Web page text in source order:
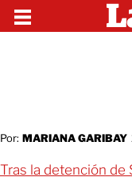
Por: MARIANA GARIBAY
Tras la detención de